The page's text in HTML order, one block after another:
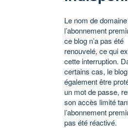
Le nom de
l’abonnement
ce blog n’a pas été
renouvelé, ce qui
cette interruption.
certains cas, le
également être
un mot de passe,
son accès limité
l’abonnement
pas été réactivé.